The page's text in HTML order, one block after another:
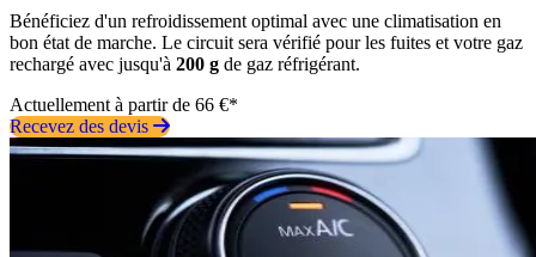
Bénéficiez d'un refroidissement optimal avec une climatisation en
bon état de marche. Le circuit sera vérifié pour les fuites et votre gaz
rechargé avec jusqu'à 200 g de gaz réfrigérant.
Actuellement à partir de 66 €*
Recevez des devis